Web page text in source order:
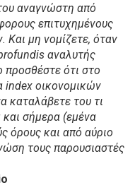
αναγνώστη από
επιτυχημένους
Και μη νομίζετε, όταν
αναλυτής
προσθέστε ότι στο
index οικονομικών
καταλάβετε του τι
σήμερα (εμένα
όρους και από αύριο
τους παρουσιαστές